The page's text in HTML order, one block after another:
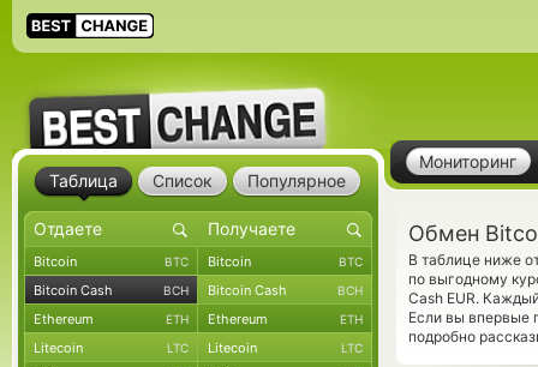
Мониторинг
Обмен
В таблице ниже
по выгодному
Cash EUR.
Если вы впервые
подробно
Таблица Список Популярное
Bitcoin BTC Bitcoin BTC
Bitcoin Cash BCH Bitcoin Cash BCH
Ethereum ETH Ethereum ETH
Litecoin LTC Litecoin LTC